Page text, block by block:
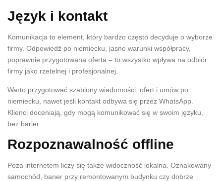
Język i kontakt
Komunikacja to element, który bardzo często decyduje o wyborze
firmy. Odpowiedź po niemiecku, jasne warunki współpracy,
poprawnie przygotowana oferta – to wszystko wpływa na odbiór
firmy jako rzetelnej i profesjonalnej.
Warto przygotować szablony wiadomości, ofert i umów po
niemiecku, nawet jeśli kontakt odbywa się przez WhatsApp.
Klienci doceniają, gdy mogą komunikować się w swoim języku,
bez barier.
Rozpoznawalność offline
Poza internetem liczy się także widoczność lokalna. Oznakowany
samochód, baner przy remontowanym budynku czy dobrze